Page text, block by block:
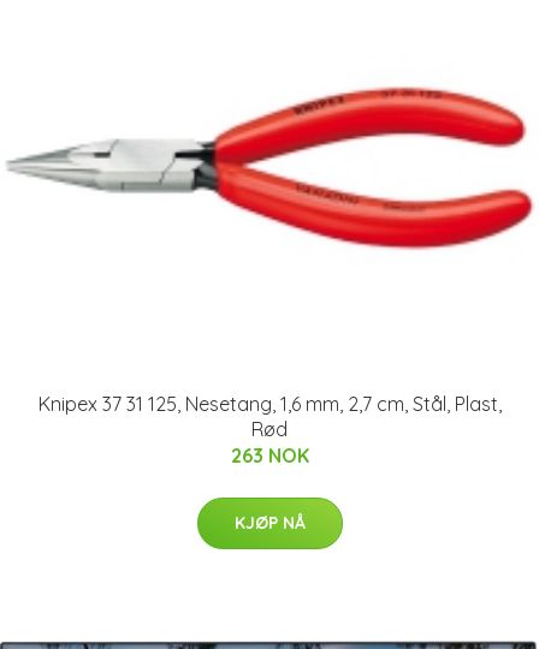
Knipex 37 31 125, Nesetang, 1,6 mm, 2,7 cm, Stål, Plast,
Rød
263 NOK
KJØP NÅ